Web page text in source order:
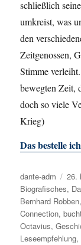
schließlich
umkreist, was
den
Zeitgenossen,
Stimme
bewegten Zeit,
doch so viele
Krieg)
Das bestelle
Autor
dante-adm
am
26.
Biografisches,
Bernhard Robben
Connection,
Octavius,
Leseempfehlung,